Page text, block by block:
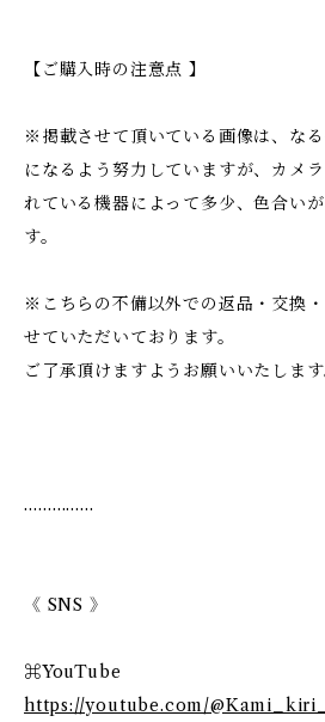
【ご購入時の注意点 】
※掲載させて頂いている画像は、な
になるよう努力していますが、カメ
れている機器によって多少、色合い
す。
※こちらの不備以外での返品・交換
せていただいております。
ご了承頂けますようお願いいたします
……………
《 SNS 》
⌘YouTube
https://youtube.com/